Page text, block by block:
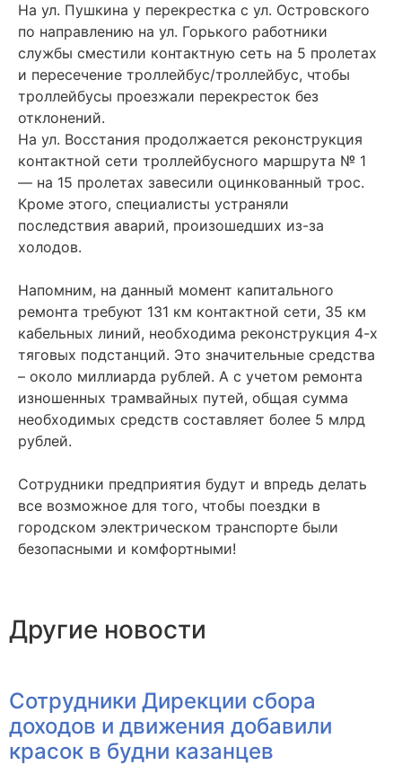
На ул. Пушкина у перекрестка с ул. Островского
по направлению на ул. Горького работники
службы сместили контактную сеть на 5 пролетах
и пересечение троллейбус/троллейбус, чтобы
троллейбусы проезжали перекресток без
отклонений.
На ул. Восстания продолжается реконструкция
контактной сети троллейбусного маршрута № 1
— на 15 пролетах завесили оцинкованный трос.
Кроме этого, специалисты устраняли
последствия аварий, произошедших из-за
холодов.
Напомним, на данный момент капитального
ремонта требуют 131 км контактной сети, 35 км
кабельных линий, необходима реконструкция 4-х
тяговых подстанций. Это значительные средства
– около миллиарда рублей. А с учетом ремонта
изношенных трамвайных путей, общая сумма
необходимых средств составляет более 5 млрд
рублей.
Сотрудники предприятия будут и впредь делать
все возможное для того, чтобы поездки в
городском электрическом транспорте были
безопасными и комфортными!
Другие новости
Сотрудники Дирекции сбора
доходов и движения добавили
красок в будни казанцев